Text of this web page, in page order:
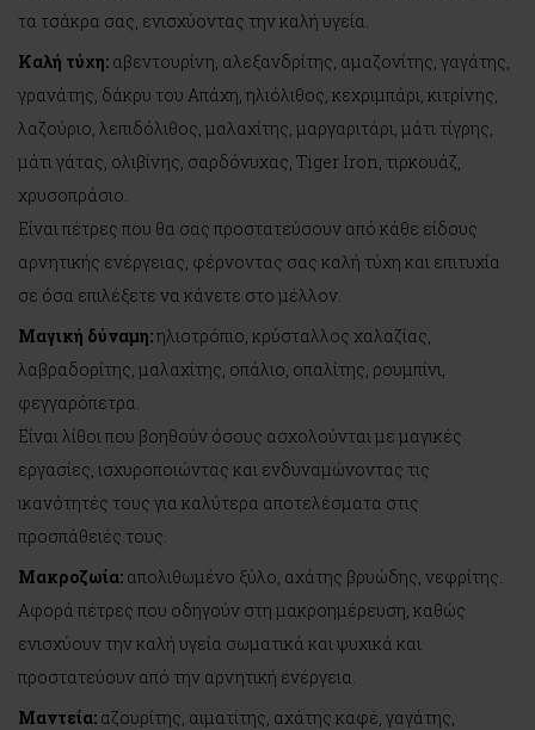
τα τσάκρα σας, ενισχύοντας την καλή υγεία.
Καλή τύχη: αβεντουρίνη, αλεξανδρίτης, αμαζονίτης, γαγάτης,
γρανάτης, δάκρυ του Απάχη, ηλιόλιθος, κεχριμπάρι, κιτρίνης,
λαζούριο, λεπιδόλιθος, μαλαχίτης, μαργαριτάρι, μάτι τίγρης,
μάτι γάτας, ολιβίνης, σαρδόνυχας, Tiger Iron, τιρκουάζ,
χρυσοπράσιο.
Είναι πέτρες που θα σας προστατεύσουν από κάθε είδους
αρνητικής ενέργειας, φέρνοντας σας καλή τύχη και επιτυχία
σε όσα επιλέξετε να κάνετε στο μέλλον.
Μαγική δύναμη:ηλιοτρόπιο, κρύσταλλος χαλαζίας,
λαβραδορίτης, μαλαχίτης, οπάλιο, οπαλίτης, ρουμπίνι,
φεγγαρόπετρα.
Είναι λίθοι που βοηθούν όσους ασχολούνται με μαγικές
εργασίες, ισχυροποιώντας και ενδυναμώνοντας τις
ικανότητές τους για καλύτερα αποτελέσματα στις
προσπάθειές τους.
Μακροζωία: απολιθωμένο ξύλο, αχάτης βρυώδης, νεφρίτης.
Αφορά πέτρες που οδηγούν στη μακροημέρευση, καθώς
ενισχύουν την καλή υγεία σωματικά και ψυχικά και
προστατεύουν από την αρνητική ενέργεια.
Μαντεία: αζουρίτης, αιματίτης, αχάτης καφέ, γαγάτης,